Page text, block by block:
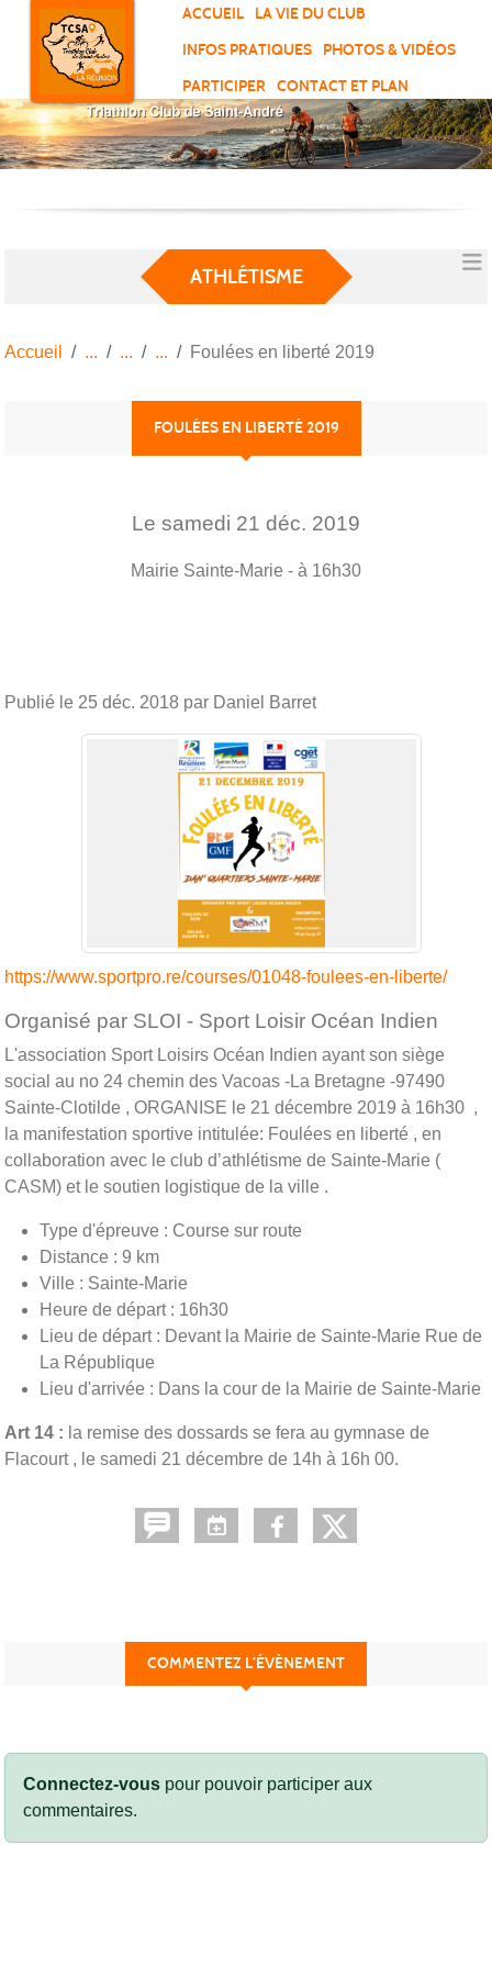
ACCUEIL
LA VIE DU CLUB
INFOS PRATIQUES
PHOTOS & VIDÉOS
PARTICIPER
CONTACT ET PLAN
ATHLÉTISME
Accueil Foulées en liberté 2019
FOULÉES EN LIBERTÉ 2019
Le samedi 21 déc. 2019
Mairie Sainte-Marie - à 16h30
Publié le 25 déc. 2018 par Daniel Barret
https://www.sportpro.re/courses/01048-foulees-en-liberte/
Organisé par SLOI - Sport Loisir Océan Indien
L'association Sport Loisirs Océan Indien ayant son siège
social au no 24 chemin des Vacoas -La Bretagne -97490
Sainte-Clotilde , ORGANISE le 21 décembre 2019 à 16h30 ,
la manifestation sportive intitulée: Foulées en liberté , en
collaboration avec le club d’athlétisme de Sainte-Marie (
CASM) et le soutien logistique de la ville .
Type d'épreuve : Course sur route
Distance : 9 km
Ville : Sainte-Marie
Heure de départ : 16h30
Lieu de départ : Devant la Mairie de Sainte-Marie Rue de
La République
Lieu d'arrivée : Dans la cour de la Mairie de Sainte-Marie
Art 14 : la remise des dossards se fera au gymnase de
Flacourt , le samedi 21 décembre de 14h à 16h 00.
COMMENTEZ L’ÉVÈNEMENT
Connectez-vous pour pouvoir participer aux
commentaires.
Panneau de gestion des cookies